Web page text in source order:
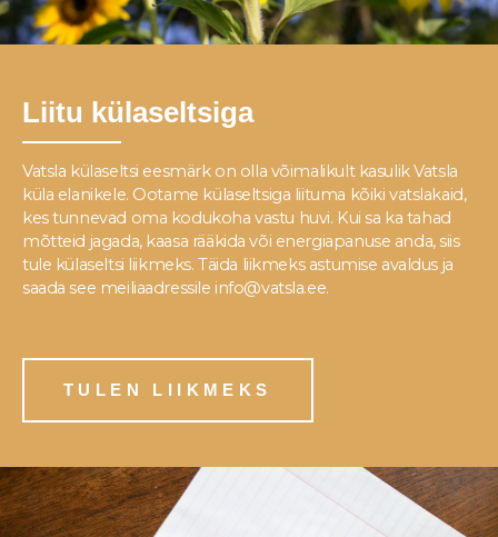
Liitu külaseltsiga
Vatsla külaseltsi eesmärk on olla võimalikult kasulik Vatsla
küla elanikele. Ootame külaseltsiga liituma kõiki vatslakaid,
kes tunnevad oma kodukoha vastu huvi. Kui sa ka tahad
mõtteid jagada, kaasa rääkida või energiapanuse anda, siis
tule külaseltsi liikmeks. Täida liikmeks astumise avaldus ja
saada see meiliaadressile info@vatsla.ee.
TULEN LIIKMEKS